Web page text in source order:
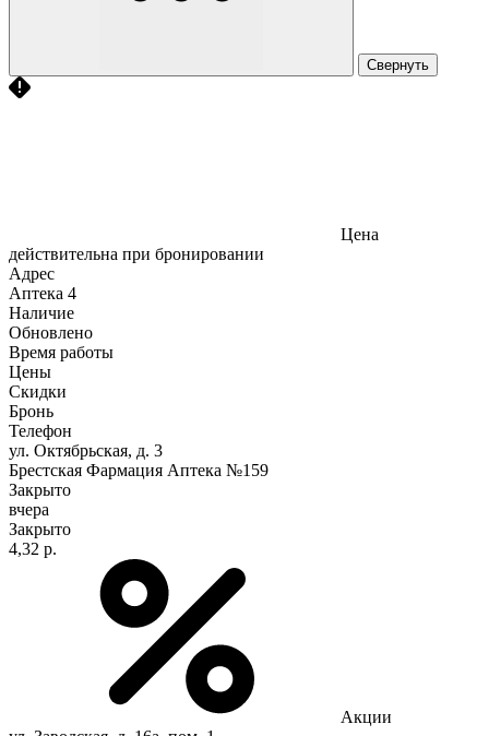
Свернуть
Цена
действительна при бронировании
Адрес
Аптека 4
Наличие
Обновлено
Время работы
Цены
Скидки
Бронь
Телефон
ул. Октябрьская, д. 3
Брестская Фармация Аптека №159
Закрыто
вчера
Закрыто
4,32 р.
Акции